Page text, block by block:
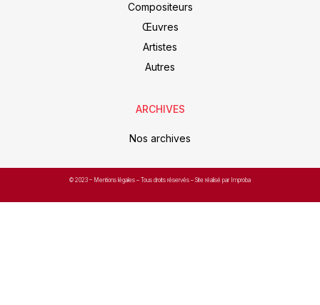
Compositeurs
Œuvres
Artistes
Autres
ARCHIVES
Nos archives
© 2023 – Mentions légales – Tous droits réservés – Site réalisé par Improba